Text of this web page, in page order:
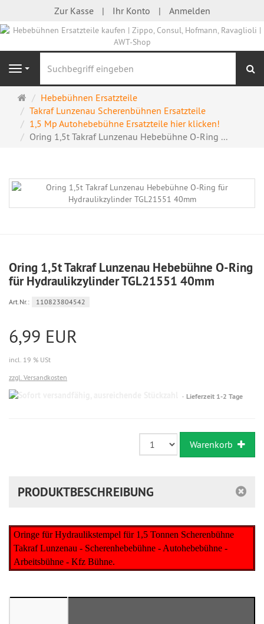
Zur Kasse Ihr Konto Anmelden
Navigation
Startseite
Hebebühnen Ersatzteile
Takraf Lunzenau Scherenbühnen Ersatzteile
1,5 Mp Autohebebühne Ersatzteile hier klicken!
Oring 1,5t Takraf Lunzenau Hebebühne O-Ring ...
Oring 1,5t Takraf Lunzenau Hebebühne O-Ring
für Hydraulikzylinder TGL21551 40mm
Art.Nr.: 110823804542
6,99 EUR
incl. 19 % USt
zzgl. Versandkosten
Sofort
Lieferzeit 1-2 Tage
Warenkorb
PRODUKTBESCHREIBUNG
Oringe für Hydraulikstempel für 1,5 Tonnen Scherenbühne
Takraf Lunzenau - Scherenhebebühne - Autohebebühne -
Arbeitsbühne - Kfz Bühne.